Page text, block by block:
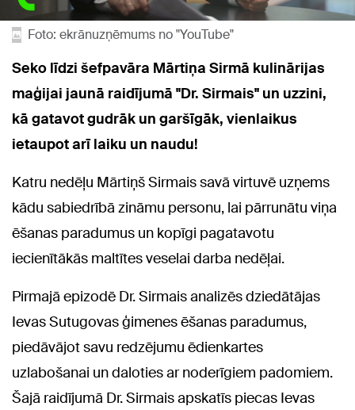
Foto: ekrānuzņēmums no "YouTube"
Seko līdzi šefpavāra Mārtiņa Sirmā kulinārijas
maģijai jaunā raidījumā "Dr. Sirmais" un uzzini,
kā gatavot gudrāk un garšīgāk, vienlaikus
ietaupot arī laiku un naudu!
Katru nedēļu Mārtiņš Sirmais savā virtuvē uzņems
kādu sabiedrībā zināmu personu, lai pārrunātu viņa
ēšanas paradumus un kopīgi pagatavotu
iecienītākās maltītes veselai darba nedēļai.
Pirmajā epizodē Dr. Sirmais analizēs dziedātājas
Ievas Sutugovas ģimenes ēšanas paradumus,
piedāvājot savu redzējumu ēdienkartes
uzlabošanai un daloties ar noderīgiem padomiem.
Šajā raidījumā Dr. Sirmais apskatīs piecas Ievas